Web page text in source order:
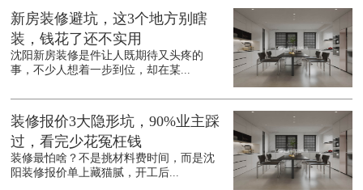
新房装修避坑，这3个地方别瞎
装，钱花了还不实用
沈阳新房装修是件让人既期待又头疼的
事，不少人想着一步到位，却在某...
装修报价3大隐形坑，90%业主踩
过，看完少花冤枉钱
装修最怕啥？不是挑材料费时间，而是沈
阳装修报价单上藏猫腻，开工后...